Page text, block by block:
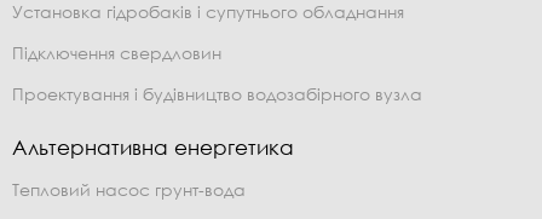
Установка гідробаків і супутнього обладнання
Підключення свердловин
Проектування і будівництво водозабірного вузла
Альтернативна енергетика
Тепловий насос грунт-вода